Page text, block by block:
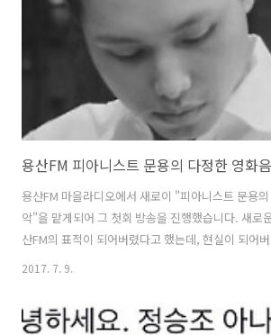
로 방송을 마칠 수 있었습니다.게스트로 출연, 좋은
김재호 기자님께 감사..
용산FM 피아니스트 문용의 다정한 영화
용산FM 마을라디오에서 새로이 "피아니스트 문용
악"을 맡게되어 그 첫회 방송을 진행했습니다. 새로
산FM의 표적이 되어버렸다고 했는데, 현실이 되어
http://moonyong.com/6222] 앞으로 만년 게스트
'싱스트리트'의 음악을 소개했습니다. 부담 느끼지
며 제안을 수락 했습니다만, 막상 해보니 쉬운 일은
2017. 7. 9.